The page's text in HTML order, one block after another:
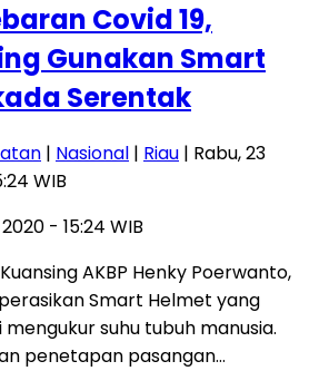
Covid 19,
Gunakan Smart
Serentak
| Nasional | Riau | Rabu, 23
WIB
- 15:24 WIB
AKBP Henky Poerwanto,
Smart Helmet yang
suhu tubuh manusia.
penetapan pasangan…